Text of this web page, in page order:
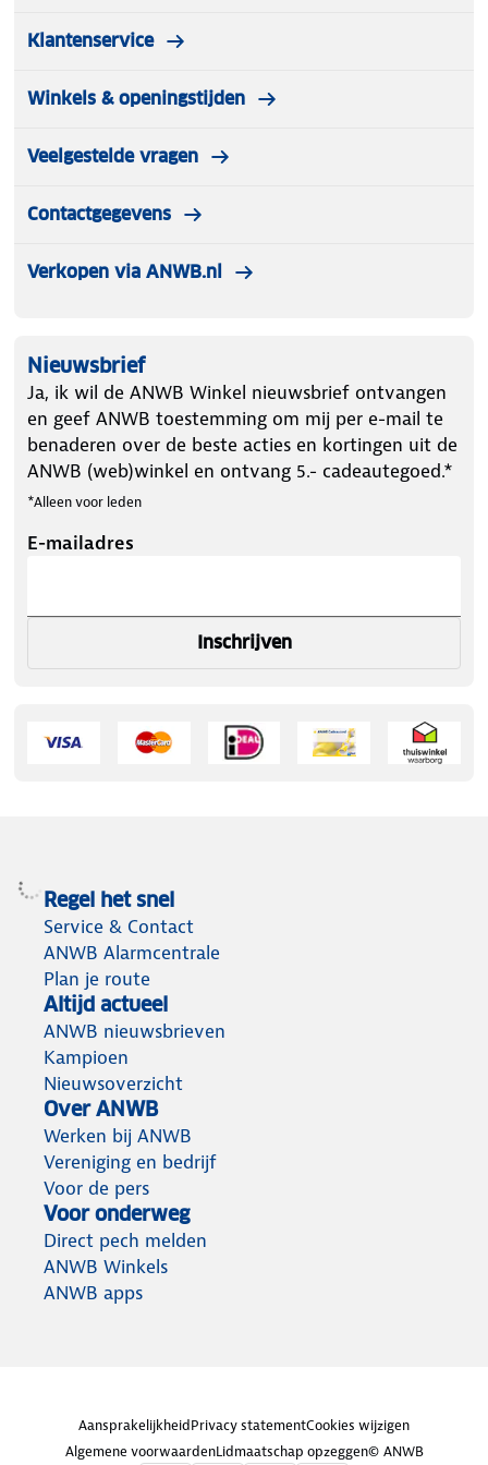
Klantenservice
Winkels & openingstijden
Veelgestelde vragen
Contactgegevens
Verkopen via ANWB.nl
Nieuwsbrief
Ja, ik wil de ANWB Winkel nieuwsbrief ontvangen
en geef ANWB toestemming om mij per e-mail te
benaderen over de beste acties en kortingen uit de
ANWB (web)winkel en ontvang 5.- cadeautegoed.*
*Alleen voor leden
E-mailadres
Inschrijven
Regel het snel
Service & Contact
ANWB Alarmcentrale
Plan je route
Altijd actueel
ANWB nieuwsbrieven
Kampioen
Nieuwsoverzicht
Over ANWB
Werken bij ANWB
Vereniging en bedrijf
Voor de pers
Voor onderweg
Direct pech melden
ANWB Winkels
ANWB apps
AansprakelijkheidPrivacy statementCookies wijzigen
Algemene voorwaardenLidmaatschap opzeggen© ANWB